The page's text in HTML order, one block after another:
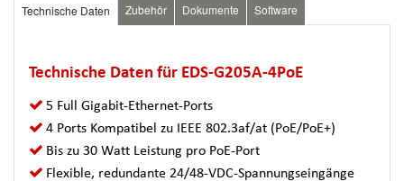
Technische Daten Zubehör Dokumente Software
Technische Daten für EDS-G205A-4PoE
5 Full Gigabit-Ethernet-Ports
4 Ports Kompatibel zu IEEE 802.3af/at (PoE/PoE+)
Bis zu 30 Watt Leistung pro PoE-Port
Flexible, redundante 24/48-VDC-Spannungseingänge